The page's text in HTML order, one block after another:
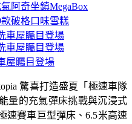
屋矚目登場
驚喜打造盛夏「極速車隊
量的充氣彈床挑戰與沉浸式
速賽車巨型彈床、6.5米高速